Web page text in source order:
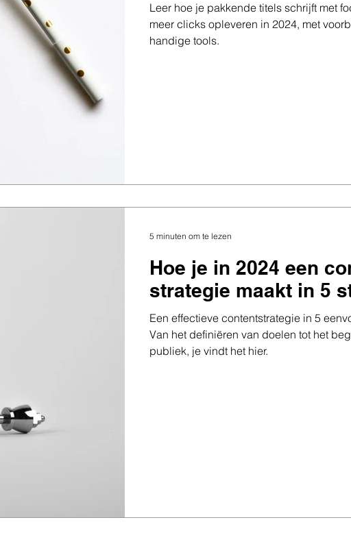
Leer hoe je pakkende titels schrijft met
meer clicks opleveren in 2024, met
handige tools.
Hoe je in 2024 een
strategie maakt in 5
Een effectieve contentstrategie in 5
Van het definiëren van doelen tot het
publiek, je vindt het hier.
5 minuten om te lezen